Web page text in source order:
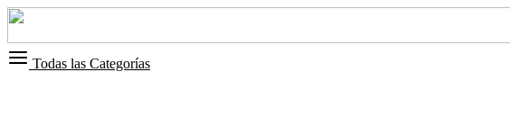
Todas las Categorías